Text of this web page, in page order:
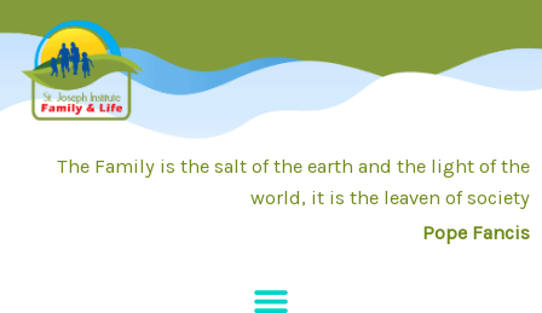
إلى
The Family is the salt of the earth and the light of the
world, it is the leaven of society
Pope Fancis